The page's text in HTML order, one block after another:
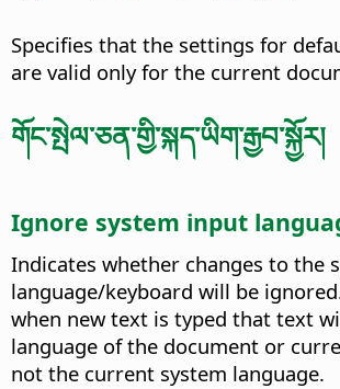
Specifies that the settings for
are valid only for the current
གོང་སྤེལ་ཅན་གྱི་སྐད་ཡིག་རྒྱབ་སྐྱོར།
Ignore system input
Indicates whether changes to the
language/keyboard will be
when new text is typed that text
language of the document or
not the current system language.